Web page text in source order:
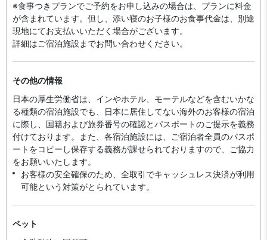
※食事つきプランでご予約をお申し込みの場合は、プランに料金
が含まれています。但し、添い寝のお子様のお食事代金は、別途
現地にてお支払いいただく場合がございます。
詳細はご宿泊施設までお問い合わせください。
その他の情報
日本の厚生労働省は、インやホテル、モーテルなどを含むいかな
る種類の宿泊施設でも、日本に​居住してない海外のお客様の宿泊
に際し、国籍および旅券番号の確認とパスポートのご提示を義務
付け​ております。また、各宿泊施設には、ご宿泊者全員のパスポ
ートをコピーし保存する義務が課せられておりますの​で、ご協力
をお願いいたします。
お客様の安全確保のため、全取引でキャッシュレス決済が利用
可能という対策がとられています。
ペット